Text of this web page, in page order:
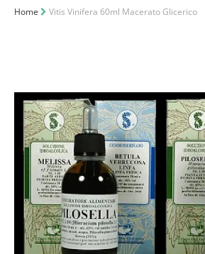
Home Vitis Vinifera 60ml Macerato Glicerico